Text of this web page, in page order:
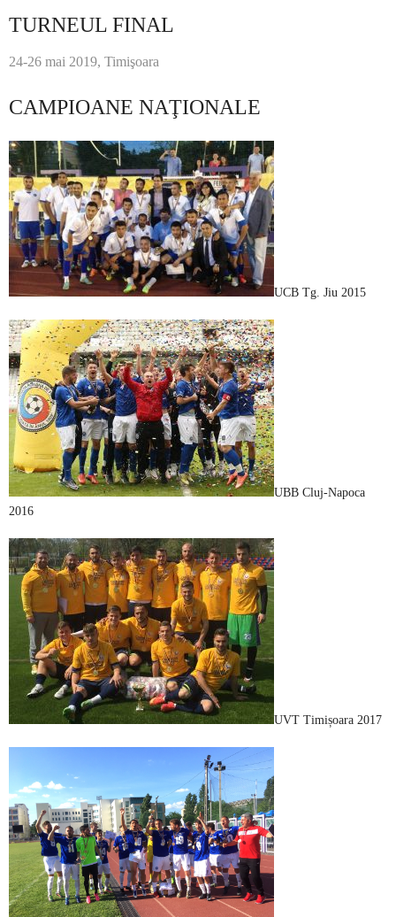
TURNEUL FINAL
24-26 mai 2019, Timişoara
CAMPIOANE NAŢIONALE
UCB Tg. Jiu 2015
UBB Cluj-Napoca
2016
UVT Timișoara 2017